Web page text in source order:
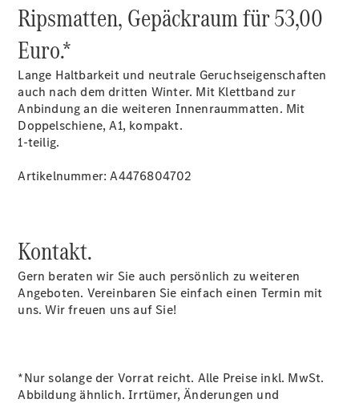
Reifen- und
Reifenlabel
Mobile
Service
Transporter-
Übersicht
Unfallreparaturen
Entsorgung
Wartung
Ripsmatten, Gepäckraum für 53,00
Euro.*
Lange Haltbarkeit und neutrale Geruchseigenschaften
auch nach dem dritten Winter. Mit Klettband zur
Anbindung an die weiteren Innenraummatten. Mit
Doppelschiene, A1, kompakt.
1-teilig.
Artikelnummer: A4476804702
Kontakt.
Gern beraten wir Sie auch persönlich zu weiteren
Angeboten. Vereinbaren Sie einfach einen Termin mit
uns. Wir freuen uns auf Sie!
*Nur solange der Vorrat reicht. Alle Preise inkl. MwSt.
Abbildung ähnlich. Irrtümer, Änderungen und